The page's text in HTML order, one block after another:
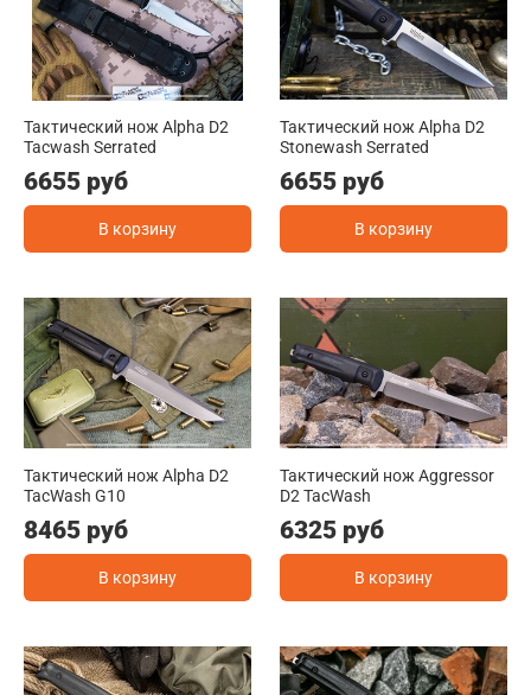
Тактический нож Alpha D2
Tacwash Serrated
6655 руб
В корзину
Тактический нож Alpha D2
Stonewash Serrated
6655 руб
В корзину
Тактический нож Alpha D2
TacWash G10
8465 руб
В корзину
Тактический нож Aggressor
D2 TacWash
6325 руб
В корзину